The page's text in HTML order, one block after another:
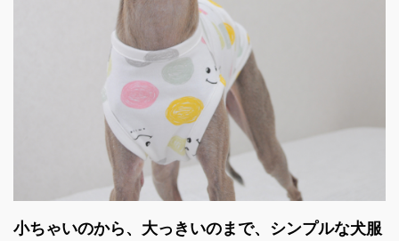
小ちゃいのから、大っきいのまで、シンプルな犬服